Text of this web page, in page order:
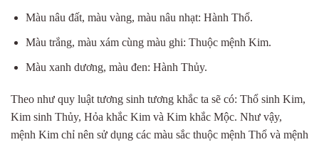
Màu nâu đất, màu vàng, màu nâu nhạt: Hành Thổ.
Màu trắng, màu xám cùng màu ghi: Thuộc mệnh Kim.
Màu xanh dương, màu đen: Hành Thủy.
Theo như quy luật tương sinh tương khắc ta sẽ có: Thổ sinh Kim,
Kim sinh Thủy, Hỏa khắc Kim và Kim khắc Mộc. Như vậy,
mệnh Kim chỉ nên sử dụng các màu sắc thuộc mệnh Thổ và mệnh